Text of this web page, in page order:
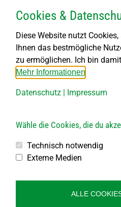
Perchtenlauf am
Sportplatz Dietmanns
Dietmanns
DO.
27 Gelber Sack
27. November 2025
Papier
VorherigeVeranstaltungen
Kalender
Cookies &
Diese Website nutzt
Ihnen das bestmögliche
zu ermöglichen. Ich bin
Mehr Informationen
Datenschutz | Impressum
Wähle die Cookies, die du
Technisch notwendig
Externe Medien
ALLE